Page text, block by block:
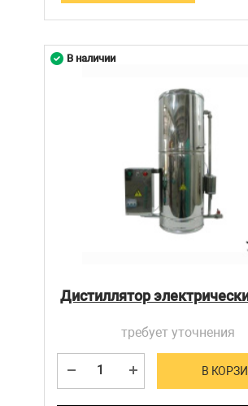
Дистиллятор
требует уточнения
В
В наличии